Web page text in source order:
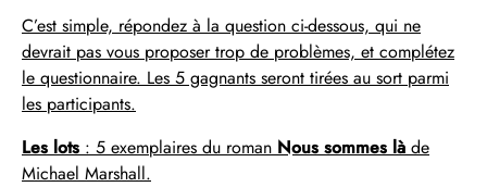
C’est simple, répondez à la question ci-dessous, qui ne
devrait pas vous proposer trop de problèmes, et complétez
le questionnaire. Les 5 gagnants seront tirées au sort parmi
les participants.
Les lots : 5 exemplaires du roman Nous sommes là de
Michael Marshall.